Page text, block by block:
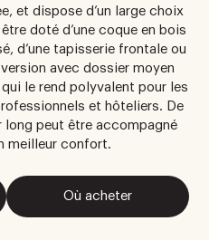
et dispose d’un large choix
doté d’une coque en bois
d’une tapisserie frontale ou
avec dossier moyen
le rend polyvalent pour les
et hôteliers. De
peut être accompagné
meilleur confort.
Où acheter